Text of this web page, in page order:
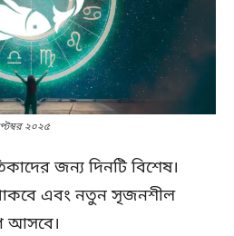
২০২৫
জন্য দিনটি বিশেষ।
এবং নতুন সৃজনশীল
আসবে।